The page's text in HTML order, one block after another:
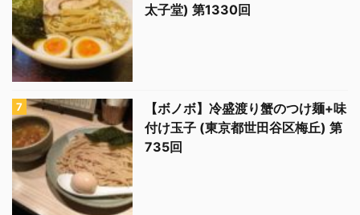
太子堂) 第1330回
【ボノボ】冷盛渡り蟹のつけ麺+味
付け玉子 (東京都世田谷区梅丘) 第
735回